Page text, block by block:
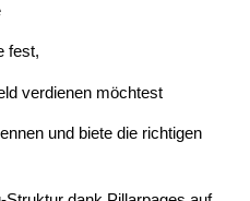
fest,
verdienen möchtest
und biete die richtigen